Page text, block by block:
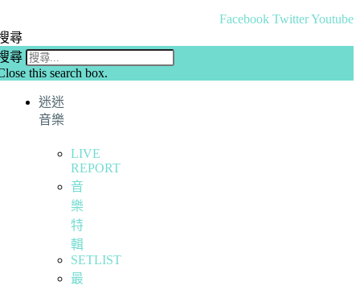
Facebook TwitterYoutube
尋
尋
this search box.
迷迷
音樂
LIVE
REPORT
音
樂
特
輯
SETLIST
最